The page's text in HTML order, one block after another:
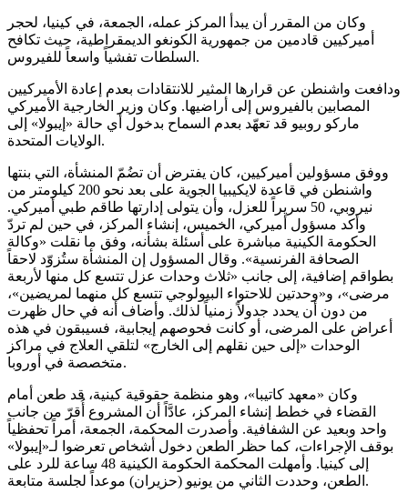
وكان من المقرر أن يبدأ المركز عمله، الجمعة، في كينيا، لحجر
أميركيين قادمين من جمهورية الكونغو الديمقراطية، حيث تكافح
السلطات تفشياً واسعاً للفيروس.
ودافعت واشنطن عن قرارها المثير للانتقادات بعدم إعادة الأميركيين
المصابين بالفيروس إلى أراضيها. وكان وزير الخارجية الأميركي
ماركو روبيو قد تعهّد بعدم السماح بدخول أي حالة «إيبولا» إلى
الولايات المتحدة.
ووفق مسؤولين أميركيين، كان يفترض أن تضُمّ المنشأة، التي بنتها
واشنطن في قاعدة لايكيبيا الجوية على بعد نحو 200 كيلومتر من
نيروبي، 50 سريراً للعزل، وأن يتولى إدارتها طاقم طبي أميركي.
وأكد مسؤول أميركي، الخميس، إنشاء المركز، في حين لم تردّ
الحكومة الكينية مباشرة على أسئلة بشأنه، وفق ما نقلت «وكالة
الصحافة الفرنسية». وقال المسؤول إن المنشأة ستُزوّد لاحقاً
بطواقم إضافية، إلى جانب «ثلاث وحدات عزل تتسع كل منها لأربعة
مرضى»، و«وحدتين للاحتواء البيولوجي تتسع كل منهما لمريضين»،
من دون أن يحدد جدولاً زمنياً لذلك. وأضاف أنه في حال ظهرت
أعراض على المرضى، أو كانت فحوصهم إيجابية، فسيبقون في هذه
الوحدات «إلى حين نقلهم إلى الخارج» لتلقي العلاج في مراكز
متخصصة في أوروبا.
وكان «معهد كاتيبا»، وهو منظمة حقوقية كينية، قد طعن أمام
القضاء في خطط إنشاء المركز، عادَّاً أن المشروع أُقرّ من جانب
واحد وبعيد عن الشفافية. وأصدرت المحكمة، الجمعة، أمراً تحفظياً
بوقف الإجراءات، كما حظر الطعن دخول أشخاص تعرضوا لـ«إيبولا»
إلى كينيا. وأمهلت المحكمة الحكومة الكينية 48 ساعة للرد على
الطعن، وحددت الثاني من يونيو (حزيران) موعداً لجلسة متابعة.